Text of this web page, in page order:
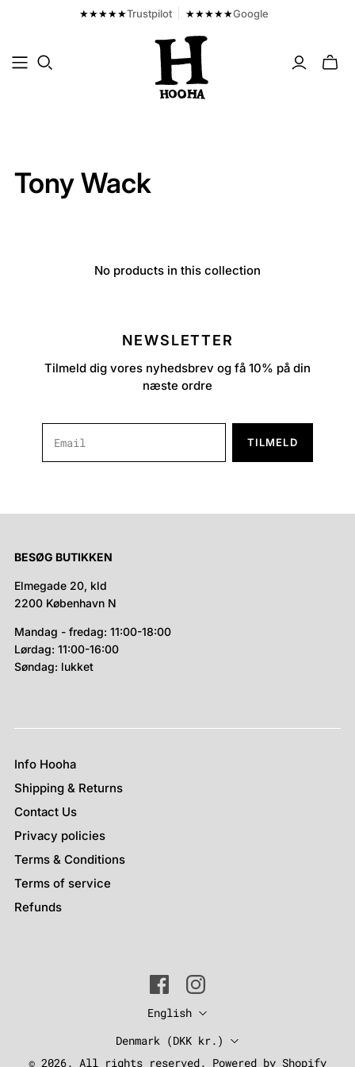
★★★★★Trustpilot ★★★★★Google
Tony Wack
No products in this collection
NEWSLETTER
Tilmeld dig vores nyhedsbrev og få 10% på din
næste ordre
TILMELD
BESØG BUTIKKEN
Elmegade 20, kld
2200 København N
Mandag - fredag: 11:00-18:00
Lørdag: 11:00-16:00
Søndag: lukket
Info Hooha
Shipping & Returns
Contact Us
Privacy policies
Terms & Conditions
Terms of service
Refunds
Language
English
Country
Denmark
(DKK kr.)
© 2026. All rights reserved. Powered by Shopify